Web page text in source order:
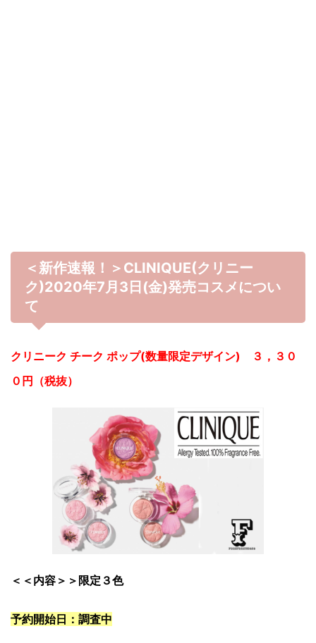
＜新作速報！＞CLINIQUE(クリニー
ク)2020年7月3日(金)発売コスメについ
て
クリニーク チーク ポップ(数量限定デザイン) ３，３０
０円（税抜）
＜＜内容＞＞限定３色
予約開始日：調査中